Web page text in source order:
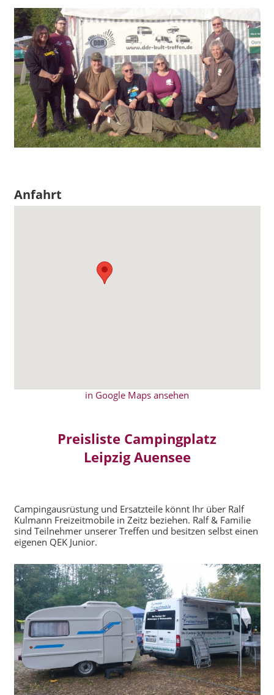
Anfahrt
in Google Maps ansehen
Preisliste Campingplatz
Leipzig Auensee
Campingausrüstung und Ersatzteile könnt Ihr über Ralf
Kulmann Freizeitmobile in Zeitz beziehen. Ralf & Familie
sind Teilnehmer unserer Treffen und besitzen selbst einen
eigenen QEK Junior.